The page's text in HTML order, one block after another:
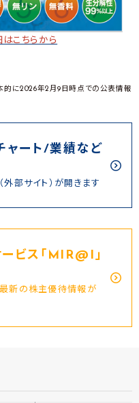
こちらから
的に2026年2月9日時点での公表情報
ャート/業績など
部サイト）が開きます
ビス｢MIR@I｣
新の株主優待情報が